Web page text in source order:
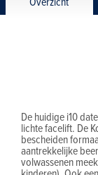
De huidige i10
lichte facelift. De
bescheiden
aantrekkelijke
volwassenen